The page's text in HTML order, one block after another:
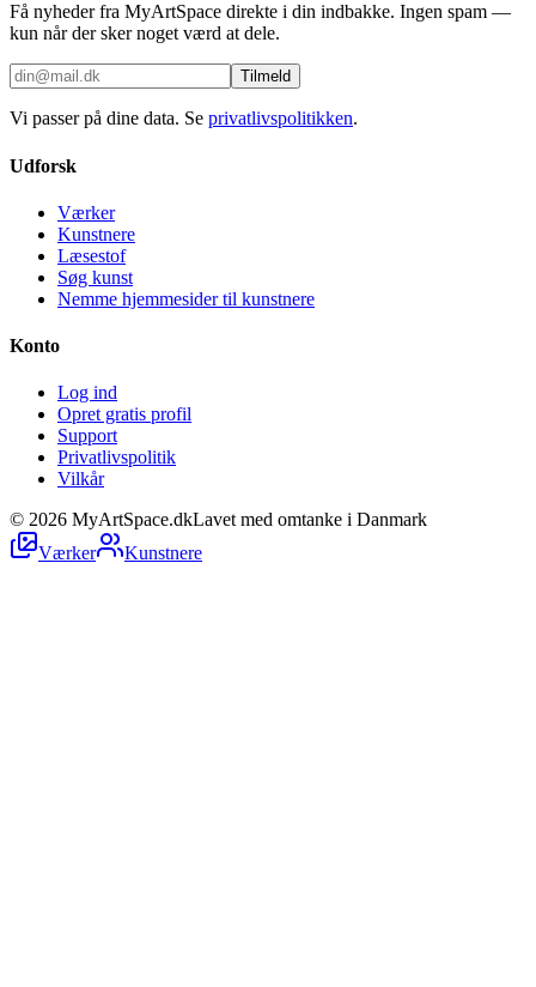
Få nyheder fra MyArtSpace direkte i din indbakke. Ingen spam —
kun når der sker noget værd at dele.
Tilmeld
Vi passer på dine data. Se privatlivspolitikken.
Udforsk
Værker
Kunstnere
Læsestof
Søg kunst
Nemme hjemmesider til kunstnere
Konto
Log ind
Opret gratis profil
Support
Privatlivspolitik
Vilkår
© 2026 MyArtSpace.dkLavet med omtanke i Danmark
Værker
Kunstnere